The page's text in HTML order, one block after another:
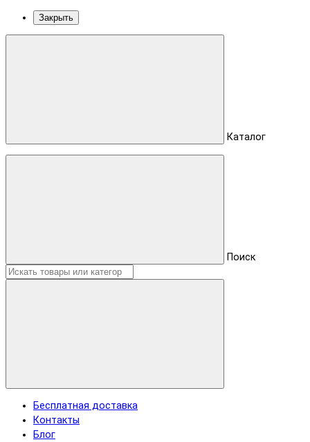
Закрыть
Каталог
Поиск
Бесплатная доставка
Контакты
Блог